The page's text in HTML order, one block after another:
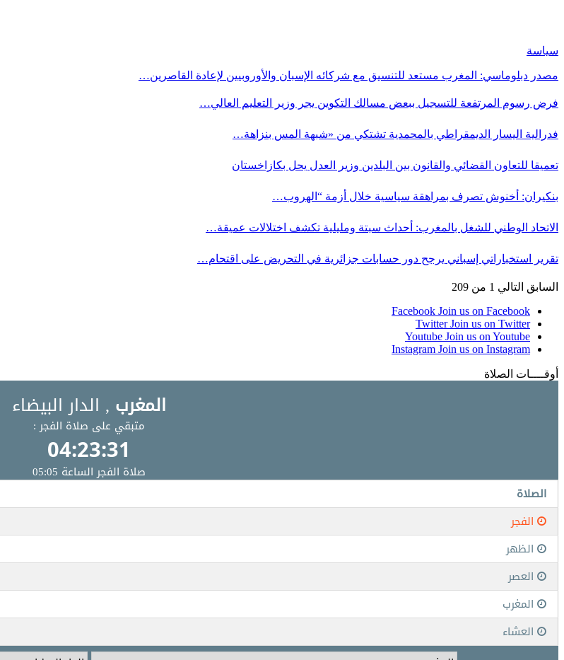
سياسة
مصدر دبلوماسي: المغرب مستعد للتنسيق مع شركائه الإسبان والأوروبيين لإعادة القاصرين…
فرض رسوم المرتفعة للتسجيل ببعض مسالك التكوين يجر وزير التعليم العالي…
فدرالية اليسار الديمقراطي بالمحمدية تشتكي من «شبهة المس بنزاهة…
تعميقا للتعاون القضائي والقانون بين البلدين وزير العدل يحل بكازاخستان
بنكيران: أخنوش تصرف بمراهقة سياسية خلال أزمة “الهروب…
الاتحاد الوطني للشغل بالمغرب: أحداث سبتة ومليلية تكشف اختلالات عميقة…
تقرير استخباراتي إسباني يرجح دور حسابات جزائرية في التحريض على اقتحام…
السابق التالي 1 من 209
Facebook Join us on Facebook
Twitter Join us on Twitter
Youtube Join us on Youtube
Instagram Join us on Instagram
أوقــــات الصلاة